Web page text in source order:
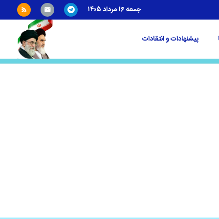
جمعه ۱۶ مرداد ۱۴۰۵
پیشنهادات و انتقادات